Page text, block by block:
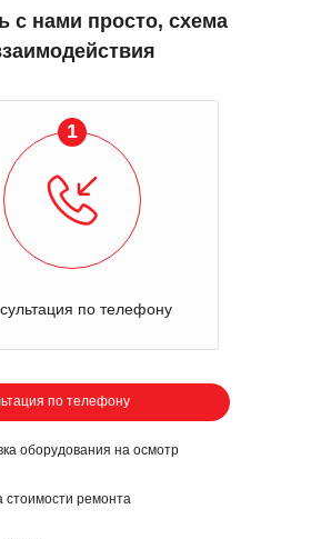
с нами просто, схема
1
по телефону
по телефону
оборудования на осмотр
стоимости ремонта